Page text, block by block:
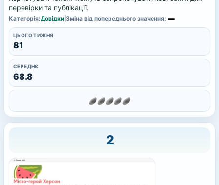
перевірки та публікації.
Категорія:Довідки Зміна від попереднього значення:
ЦЬОГО ТИЖНЯ
81
СЕРЕДНЄ
68.8
2